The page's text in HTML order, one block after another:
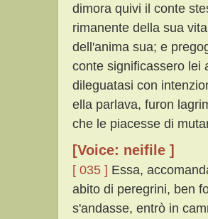
dimora quivi il conte
rimanente della sua
dell'anima sua; e
conte significassero lei
dileguatasi con
ella parlava, furon
che le piacesse di
[Voice: neifile ]
[ 035 ] Essa,
abito di peregrini, ben
s'andasse, entrò in